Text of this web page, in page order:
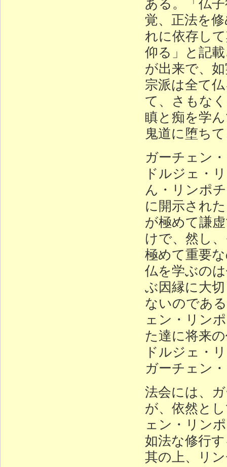
覚、正法を
れに依存し
仰る」と記
が出来で、
宗派は全て
て、さもな
瞋と痴を学
鬼道に堕ち
ガーチェン
ドルジェ・
ん・リンポ
に開示され
が極めて謙
けで、然し
極めて重要
仏を学ぶの
ぶ因縁に大
ないのであ
ェン・リン
た達に将来
ドルジェ・
ガーチェン
法会には、
が、依然と
ェン・リン
如法な修行
其の上、リ